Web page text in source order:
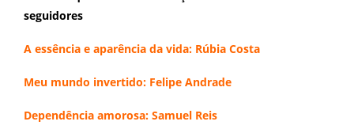
seguidores
A essência e aparência da vida: Rúbia Costa
Meu mundo invertido: Felipe Andrade
Dependência amorosa: Samuel Reis